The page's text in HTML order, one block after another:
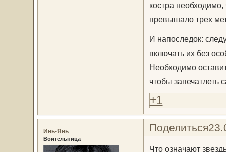
костра
превышало трех
И напоследок:
включать их без
Необходимо
чтобы
+1
Поделиться
Инь-Янь
Воительница
Что означают